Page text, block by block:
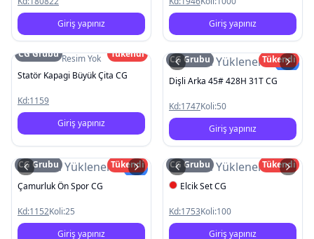
Giriş yapınız
Giriş yapınız
Resim Yok
CG Grubu
Tükendi
Statör Kapagi Büyük Çita CG
Kd:1159
Giriş yapınız
Resim YüklenemediYeni
CG Grubu
Tükendi
Dişli Arka 45# 428H 31T CG
Kd:1747Koli:50
Giriş yapınız
Resim YüklenemediYeni
CG Grubu
Tükendi
Çamurluk Ön Spor CG
Kd:1152Koli:25
Giriş yapınız
Resim Yüklenemedi
CG Grubu
Tükendi
Elcik Set CG
Kd:1753Koli:100
Giriş yapınız